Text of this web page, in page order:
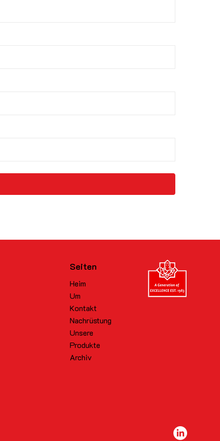
Seiten
Heim
Um
Kontakt
Nachrüstung
Unsere
Produkte
Archiv